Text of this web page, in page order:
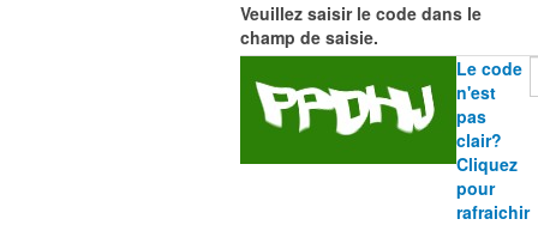
Veuillez saisir le code dans le
champ de saisie.
Le code
n'est
pas
clair?
Cliquez
pour
rafraichir